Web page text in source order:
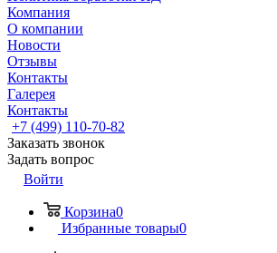
Компания
О компании
Новости
Отзывы
Контакты
Галерея
Контакты
+7 (499) 110-70-82
Заказать звонок
Задать вопрос
Войти
Корзина0
Избранные товары0